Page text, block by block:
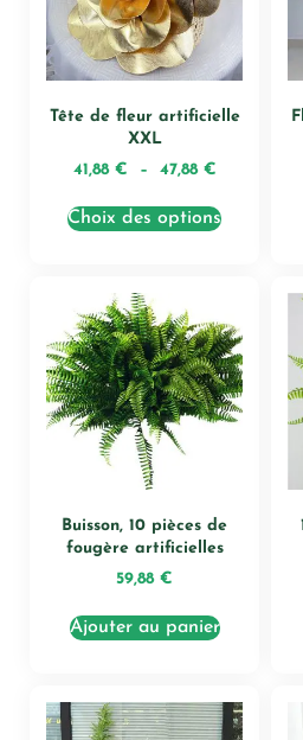
Tête de fleur artificielle
XXL
41,88 € – 47,88 €
Choix des options
Buisson, 10 pièces de
fougère artificielles
59,88 €
Ajouter au panier